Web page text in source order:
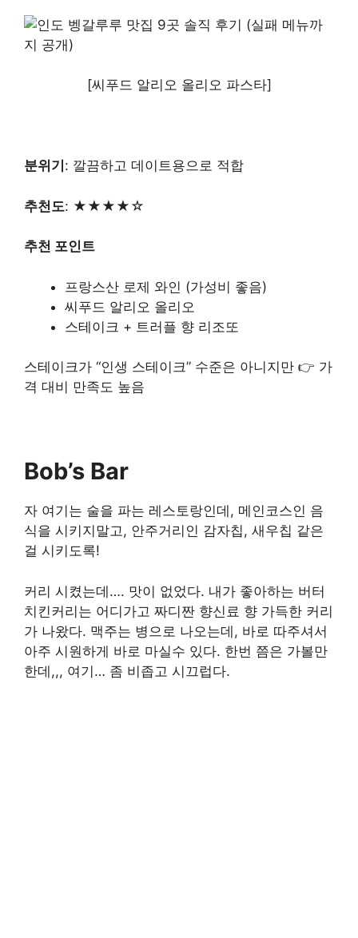
[씨푸드 알리오 올리오 파스타]
분위기 : 깔끔하고 데이트용으로 적합
추천도: ★★★★☆
추천 포인트
프랑스산 로제 와인 (가성비 좋음)
씨푸드 알리오 올리오
스테이크 + 트러플 향 리조또
스테이크가 “인생 스테이크” 수준은 아니지만 👉 가
격 대비 만족도 높음
Bob’s Bar
자 여기는 술을 파는 레스토랑인데, 메인코스인 음
식을 시키지말고, 안주거리인 감자칩, 새우칩 같은
걸 시키도록!
커리 시켰는데…. 맛이 없었다. 내가 좋아하는 버터
치킨커리는 어디가고 짜디짠 향신료 향 가득한 커리
가 나왔다. 맥주는 병으로 나오는데, 바로 따주셔서
아주 시원하게 바로 마실수 있다. 한번 쯤은 가볼만
한데,,, 여기… 좀 비좁고 시끄럽다.